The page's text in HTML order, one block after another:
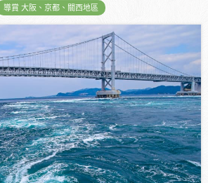
導賞 大阪、京都、關西地區